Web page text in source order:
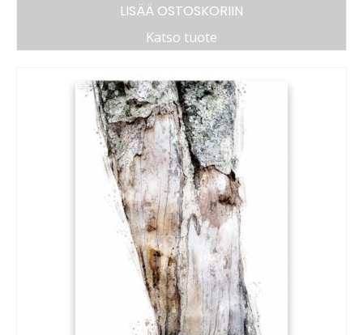
LISÄÄ OSTOSKORIIN
Katso tuote